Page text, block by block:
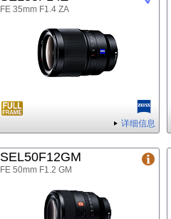
FE 35mm F1.4 ZA
详细信息
SEL50F12GM
FE 50mm F1.2 GM